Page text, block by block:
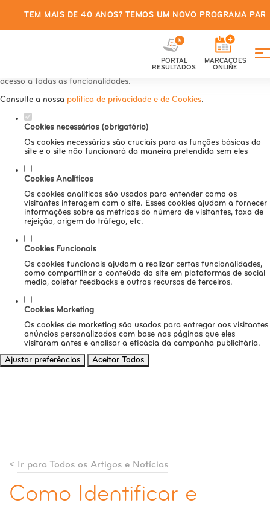
Defina as suas preferências de
cookies para este website.
Este website utiliza cookies estritamente necessários, analíticos e
acesso a todas as funcionalidades.
Consulte a nossa política de privacidade e de Cookies.
Cookies necessários (obrigatório)
Os cookies necessários são cruciais para as funções básicas do
site e o site não funcionará da maneira pretendida sem eles
Cookies Analíticos
Os cookies analíticos são usados para entender como os
visitantes interagem com o site. Esses cookies ajudam a fornecer
informações sobre as métricas do número de visitantes, taxa de
rejeição, origem do tráfego, etc.
Cookies Funcionais
Os cookies funcionais ajudam a realizar certas funcionalidades,
como compartilhar o conteúdo do site em plataformas de social
media, coletar feedbacks e outros recursos de terceiros.
Cookies Marketing
Os cookies de marketing são usados para entregar aos visitantes
anúncios personalizados com base nas páginas que eles
visitaram antes e analisar a eficácia da campanha publicitária.
Ajustar preferências
Aceitar Todos
TEM MAIS DE 40 ANOS? TEMOS UM NOVO PROGRAMA
PORTAL
RESULTADOS
MARCAÇÕES
ONLINE
< Ir para Todos os Artigos e Notícias
Como Identificar e